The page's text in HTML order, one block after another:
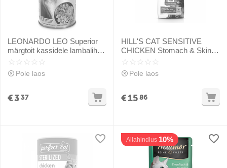
LEONARDO LEO Superior
märgtoit kassidele lambaliha,
Pole laos
€337
HILL'S CAT SENSITIVE
CHICKEN Stomach & Skin
täiskasvanud kassidele
Pole laos
€1586
Allahindlus 10%